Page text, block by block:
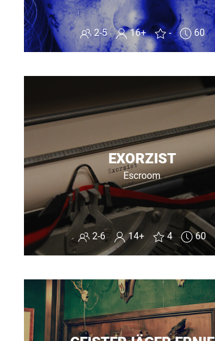
2-5 16+ - 60
EXORZIST
Escroom
2-6 14+ 4 60